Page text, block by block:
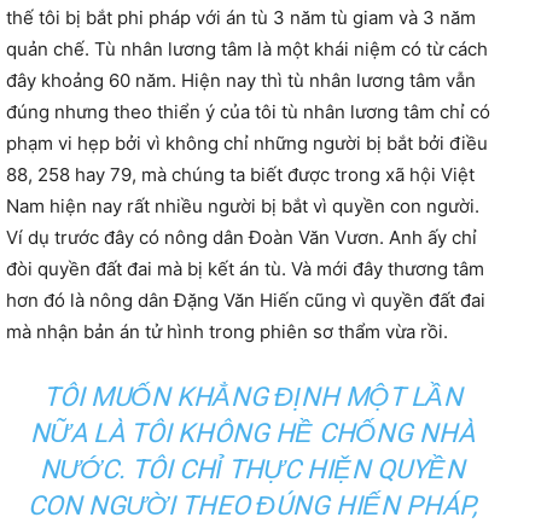
thế tôi bị bắt phi pháp với án tù 3 năm tù giam và 3 năm
quản chế. Tù nhân lương tâm là một khái niệm có từ cách
đây khoảng 60 năm. Hiện nay thì tù nhân lương tâm vẫn
đúng nhưng theo thiển ý của tôi tù nhân lương tâm chỉ có
phạm vi hẹp bởi vì không chỉ những người bị bắt bởi điều
88, 258 hay 79, mà chúng ta biết được trong xã hội Việt
Nam hiện nay rất nhiều người bị bắt vì quyền con người.
Ví dụ trước đây có nông dân Đoàn Văn Vươn. Anh ấy chỉ
đòi quyền đất đai mà bị kết án tù. Và mới đây thương tâm
hơn đó là nông dân Đặng Văn Hiến cũng vì quyền đất đai
mà nhận bản án tử hình trong phiên sơ thẩm vừa rồi.
TÔI MUỐN KHẲNG ĐỊNH MỘT LẦN
NỮA LÀ TÔI KHÔNG HỀ CHỐNG NHÀ
NƯỚC. TÔI CHỈ THỰC HIỆN QUYỀN
CON NGƯỜI THEO ĐÚNG HIẾN PHÁP,